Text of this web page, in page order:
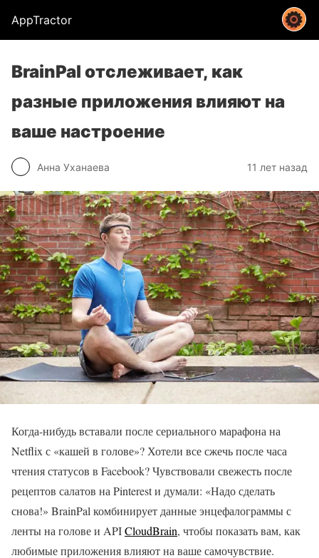
AppTractor
BrainPal отслеживает, как
разные приложения влияют на
ваше настроение
Анна Уханаева 11 лет назад
Когда-нибудь вставали после сериального марафона на
Netflix с «кашей в голове»? Хотели все сжечь после часа
чтения статусов в Facebook? Чувствовали свежесть после
рецептов салатов на Pinterest и думали: «Надо сделать
снова!» BrainPal комбинирует данные энцефалограммы с
ленты на голове и APICloudBrain, чтобы показать вам, как
любимые приложения влияют на ваше самочувствие.